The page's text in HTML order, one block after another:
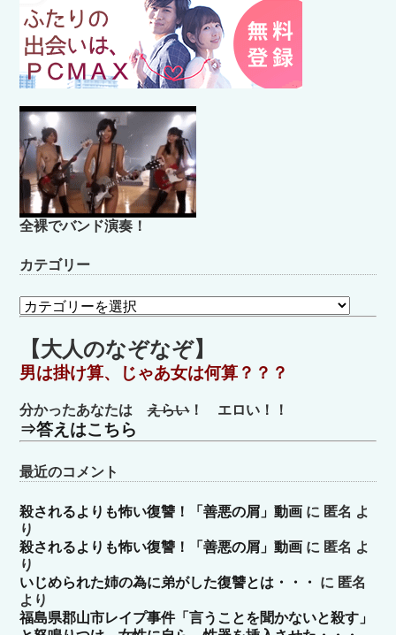
全裸でバンド演奏！
カテゴリー
カ
テ
ゴ
リ
ー
【大人のなぞなぞ】
男は掛け算、じゃあ女は何算？？？
分かったあなたはえらい！ エロい！！
⇒答えはこちら
最近のコメント
殺されるよりも怖い復讐！「善悪の屑」動画 に 匿名 よ
り
殺されるよりも怖い復讐！「善悪の屑」動画 に 匿名 よ
り
いじめられた姉の為に弟がした復讐とは・・・
に 匿名
より
福島県郡山市レイプ事件「言うことを聞かないと殺す」